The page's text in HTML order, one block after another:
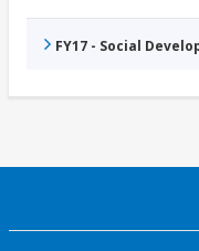
FY17 - Social